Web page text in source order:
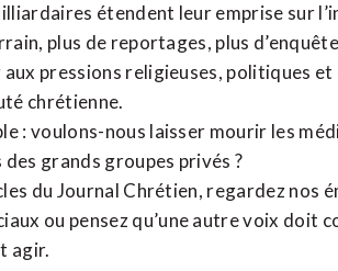
étendent leur emprise sur
plus de reportages, plus
pressions religieuses, politiques et
chrétienne.
: voulons-nous laisser mourir les
grands groupes privés ?
du Journal Chrétien, regardez nos
ou pensez qu’une autre voix doit
agir.